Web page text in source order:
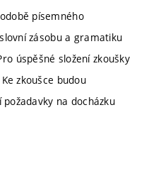
písemného
zásobu a gramatiku
úspěšné složení zkoušky
zkoušce budou
na docházku